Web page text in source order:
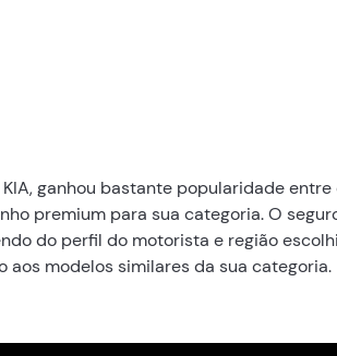
ganhou bastante popularidade
premium para sua categoria. O
do perfil do motorista e região
modelos similares da sua categoria.